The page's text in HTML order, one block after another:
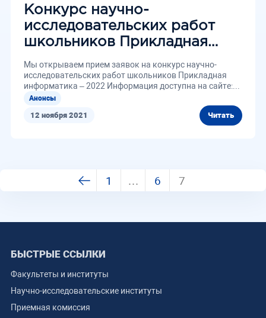
12 ноября 2021 Читать
Конкурс научно-
исследовательских работ
школьников Прикладная
информатика – 2022
Мы открываем прием заявок на конкурс научно-
исследовательских работ школьников Прикладная
информатика – 2022 Информация доступна на сайте:...
Анонсы
1 … 6 7
БЫСТРЫЕ ССЫЛКИ
Факультеты и институты
Научно-исследовательские институты
Приемная комиссия